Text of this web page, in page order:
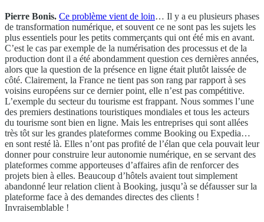
Pierre Bonis. Ce problème vient de loin… Il y a eu plusieurs phases
de transformation numérique, et souvent ce ne sont pas les sujets les
plus essentiels pour les petits commerçants qui ont été mis en avant.
C’est le cas par exemple de la numérisation des processus et de la
production dont il a été abondamment question ces dernières années,
alors que la question de la présence en ligne était plutôt laissée de
côté. Clairement, la France ne tient pas son rang par rapport à ses
voisins européens sur ce dernier point, elle n’est pas compétitive.
L’exemple du secteur du tourisme est frappant. Nous sommes l’une
des premiers destinations touristiques mondiales et tous les acteurs
du tourisme sont bien en ligne. Mais les entreprises qui sont allées
très tôt sur les grandes plateformes comme Booking ou Expedia…
en sont resté là. Elles n’ont pas profité de l’élan que cela pouvait leur
donner pour construire leur autonomie numérique, en se servant des
plateformes comme apporteuses d’affaires afin de renforcer des
projets bien à elles. Beaucoup d’hôtels avaient tout simplement
abandonné leur relation client à Booking, jusqu’à se défausser sur la
plateforme face à des demandes directes des clients !
Invraisemblable !